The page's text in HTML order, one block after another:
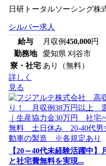
日研トータルソーシング
シルバー求人
給与
月収例450,000円
勤務地
愛知県 刈谷市
寮・社宅 あり（無料）
詳しく
見る
【20～40代未経験活躍中
と社宅費無料を実現...